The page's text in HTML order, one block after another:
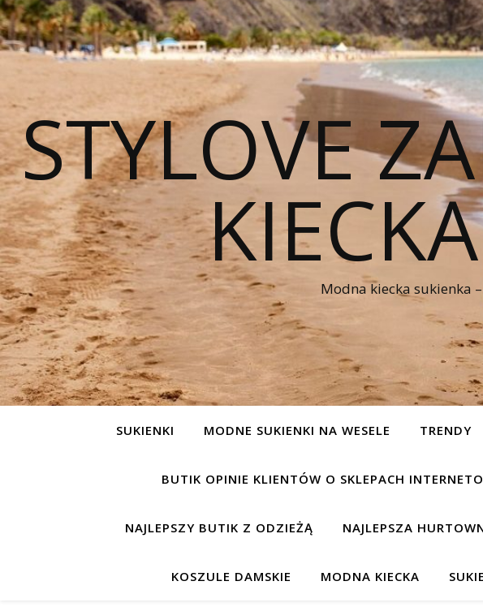
STYLOVE
Modna kiecka sukienka
SUKIENKI MODNE SUKIENKI NA WESELE TRENDY
BUTIK OPINIE KLIENTÓW O SKLEPACH
NAJLEPSZY BUTIK Z ODZIEŻĄ NAJLEPSZA
KOSZULE DAMSKIE MODNA KIECKA